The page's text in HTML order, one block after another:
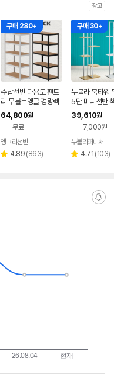
광고
구매 280+
수납선반 다용도 팬트
리 무볼트앵글 경량렉
조립 모듈 랙 홈던트하
우스 400300600 5
64,800원
무료
앵그리선반
별 4.89 리
(863)
구매 30+
누볼라 북타워
5단 미니선반
어 조립식 DIY
그
39,610원
7,000원
누볼라퍼니처
별 4.71 리
(103)
알